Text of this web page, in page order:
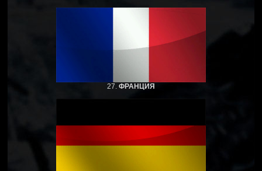
27. ФРАНЦИЯ